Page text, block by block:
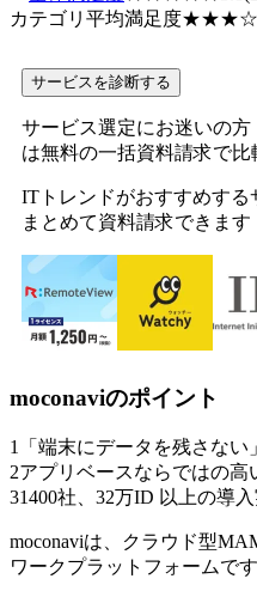
カテゴリ平均満足度★★★
サービスを診断する
サービス選定にお迷いの方
は無料の一括資料請求で比
ITトレンドがおすすめする
まとめて資料請求できます
moconaviのポイント
1 「端末にデータを残さな
2アプリベースならではの高
31400社、32万ID 以上の導入
moconaviは、クラウド型
ワークプラットフォームで